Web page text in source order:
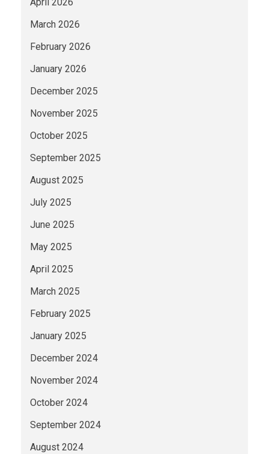
March 2026
February 2026
January 2026
December 2025
November 2025
October 2025
September 2025
August 2025
July 2025
June 2025
May 2025
April 2025
March 2025
February 2025
January 2025
December 2024
November 2024
October 2024
September 2024
August 2024